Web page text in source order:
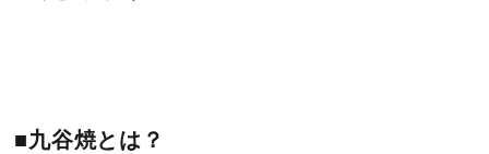
■九谷焼とは？